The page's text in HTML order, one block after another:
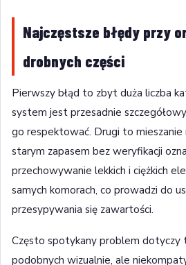
Najczęstsze błędy przy
drobnych części
Pierwszy błąd to zbyt duża liczba
system jest przesadnie
go respektować. Drugi to
starym zapasem bez weryfikacji
przechowywanie lekkich i ciężkich
samych komorach, co prowadzi do
przesypywania się zawartości.
Często spotykany problem
podobnych wizualnie, ale